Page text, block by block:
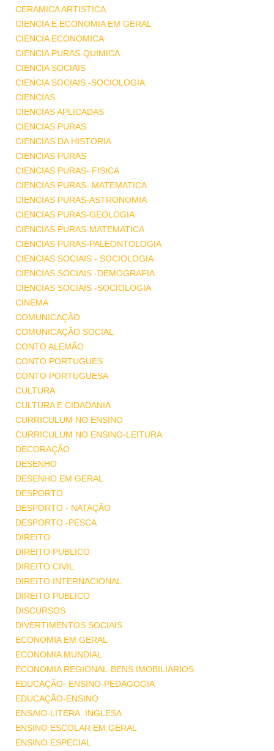
CERAMICA ARTISTICA
CIENCIA E ECONOMIA EM GERAL
CIENCIA ECONOMICA
CIENCIA PURAS-QUIMICA
CIENCIA SOCIAIS
CIENCIA SOCIAIS -SOCIOLOGIA
CIENCIAS
CIENCIAS APLICADAS
CIENCIAS PURAS
CIENCIAS DA HISTORIA
CIENCIAS PURAS
CIENCIAS PURAS- FISICA
CIENCIAS PURAS- MATEMATICA
CIENCIAS PURAS-ASTRONOMIA
CIENCIAS PURAS-GEOLOGIA
CIENCIAS PURAS-MATEMATICA
CIENCIAS PURAS-PALEONTOLOGIA
CIENCIAS SOCIAIS - SOCIOLOGIA
CIENCIAS SOCIAIS -DEMOGRAFIA
CIENCIAS SOCIAIS -SOCIOLOGIA
CINEMA
COMUNICAÇÃO
COMUNICAÇÃO SOCIAL
CONTO ALEMÃO
CONTO PORTUGUES
CONTO PORTUGUESA
CULTURA
CULTURA E CIDADANIA
CURRICULUM NO ENSINO
CURRICULUM NO ENSINO-LEITURA
DECORAÇÃO
DESENHO
DESENHO EM GERAL
DESPORTO
DESPORTO - NATAÇÃO
DESPORTO -PESCA
DIREITO
DIREITO PUBLICO
DIREITO CIVIL
DIREITO INTERNACIONAL
DIREITO PUBLICO
DISCURSOS
DIVERTIMENTOS SOCIAIS
ECONOMIA EM GERAL
ECONOMIA MUNDIAL
ECONOMIA REGIONAL-BENS IMOBILIARIOS
EDUCAÇÃO- ENSINO-PEDAGOGIA
EDUCAÇÃO-ENSINO
ENSAIO-LITERA. INGLESA
ENSINO ESCOLAR EM GERAL
ENSINO ESPECIAL